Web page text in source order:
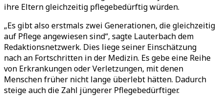
ihre Eltern gleichzeitig pflegebedürftig würden.
„Es gibt also erstmals zwei Generationen, die gleichzeitig
auf Pflege angewiesen sind“, sagte Lauterbach dem
Redaktionsnetzwerk. Dies liege seiner Einschätzung
nach an Fortschritten in der Medizin. Es gebe eine Reihe
von Erkrankungen oder Verletzungen, mit denen
Menschen früher nicht lange überlebt hätten. Dadurch
steige auch die Zahl jüngerer Pflegebedürftiger.